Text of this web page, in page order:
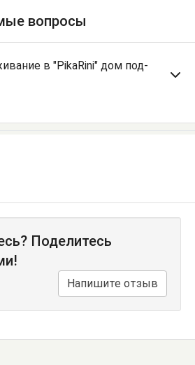
вопросы
в "PikaRini" дом под-
Поделитесь
Напишите отзыв